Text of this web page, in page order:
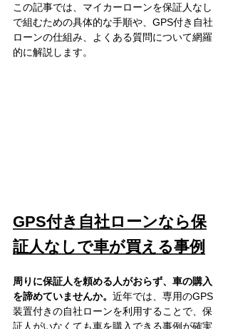
この記事では、マイカーローンを保証人なし
で組むための具体的な手順や、GPS付き自社
ローンの仕組み、よくある質問について網羅
的に解説します。
GPS付き自社ローンなら保
証人なしで車が買える事例
周りに保証人を頼める人がおらず、車の購入
を諦めていませんか。 近年では、専用のGPS
装置付きの自社ローンを利用することで、保
証人がいなくても車を購入できる事例が確実